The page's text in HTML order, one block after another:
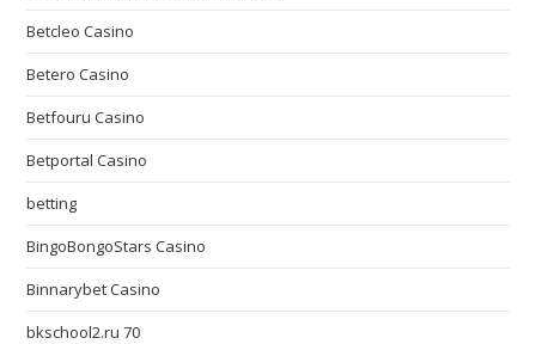
Betcleo Casino
Betero Casino
Betfouru Casino
Betportal Casino
betting
BingoBongoStars Casino
Binnarybet Casino
bkschool2.ru 70